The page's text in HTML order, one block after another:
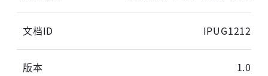
IPUG1212
1.0